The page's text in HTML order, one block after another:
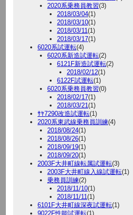
2020系乗務員教習(3)
2018/03/04(1)
2018/03/10(1)
2018/03/11(1)
2018/03/17(1)
6020系試運転(4)
6020系新造試運転(2)
6121F新造試運転(2)
2018/02/12(1)
6122F試運転(1)
6020系乗務員教習(0)
2018/02/17(1)
2018/03/21(1)
ｻﾔ7290改造試運転(1)
2020系東武線乗務員訓練(4)
2018/08/24(1)
2018/08/26(1)
2018/09/19(1)
2018/09/20(1)
2003F大井町線転属試運転(3)
2003F大井町線入線試運転(1)
乗務員訓練(2)
2018/11/10(1)
2018/11/11(1)
6101F大井町線深夜試運転(1)
9022F性能試運転(1)